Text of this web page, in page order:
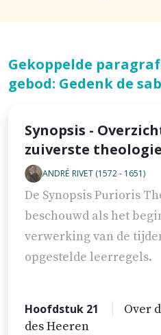
Gekoppelde
gebod: Gedenk de
Synopsis -
zuiverste theologie
ANDRÉ RIVET (1572 - 1651)
De Synopsis Purioris
beschouwd als het
verwerking van de
opgestelde leerregels.
Hoofdstuk 21
Over
des Heeren